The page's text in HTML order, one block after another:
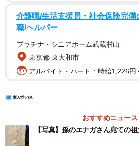
介護職/生活支援員・社会保険完備
職/ヘルパー
プラチナ・シニアホーム武蔵村山
東京都 東大和市
アルバイト・パート：時給1,226円
おすすめニュース
【写真】孫のエナガさん宛ての